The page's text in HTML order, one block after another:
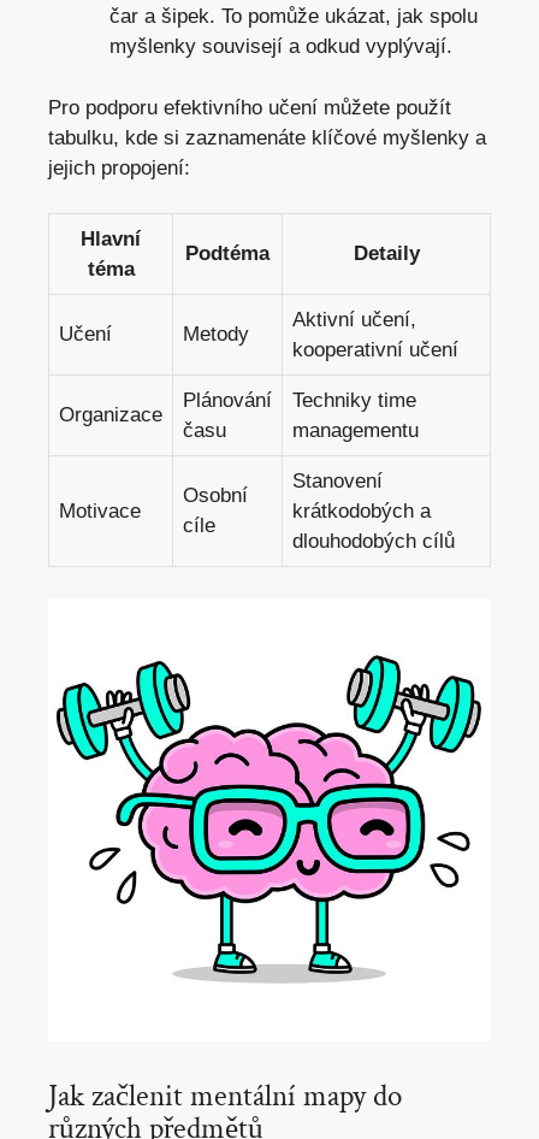
čar a šipek. To pomůže ukázat, jak spolu
myšlenky souvisejí a odkud vyplývají.
Pro podporu efektivního učení můžete použít
tabulku, kde si zaznamenáte klíčové myšlenky a
jejich propojení:
Hlavní
téma
Podtéma Detaily
Učení Metody
Aktivní učení,
kooperativní učení
Organizace
Plánování
času
Techniky time
managementu
Motivace
Osobní
cíle
Stanovení
krátkodobých a
dlouhodobých cílů
Jak začlenit mentální mapy do
různých předmětů